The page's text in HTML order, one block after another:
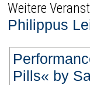
Weitere
Philippus
Pills« by